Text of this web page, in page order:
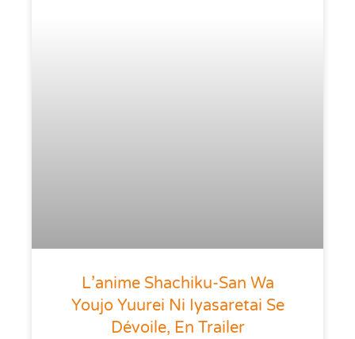
L’anime Shachiku-San Wa
Youjo Yuurei Ni Iyasaretai Se
Dévoile, En Trailer